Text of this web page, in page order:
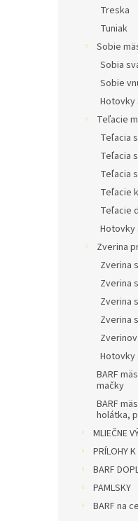
Treska
Tuniak
Sobie
Sobia
Sobie
Hotovky
Teľacie
Teľacia
Teľacia
Teľacia
Teľacie
Teľacie
Hotovky
Zverina
Zverina
Zverina
Zverina
Zverina
Hotovky
BARF
mačky
BARF
holátka,
MLIEČNE
PRÍLOHY
BARF
PAMLSKY
BARF na